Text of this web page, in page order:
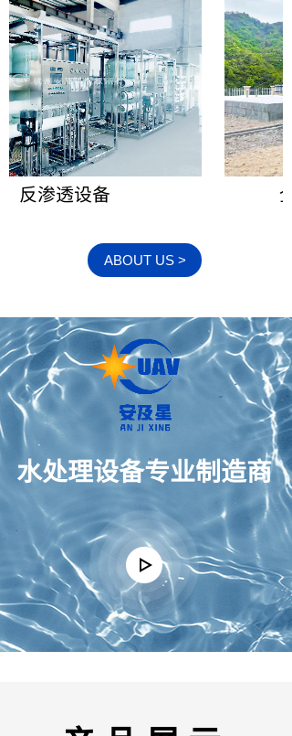
渗透设备 全
ABOUT US >
水处理设备专业制造商
按钮文本